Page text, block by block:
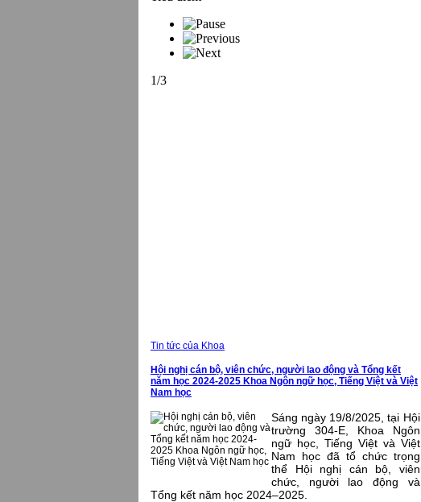
1/3
Tin tức của Khoa
Hội nghị cán bộ, viên chức, người lao động và Tổng kết
năm học 2024-2025 Khoa Ngôn ngữ học, Tiếng Việt và Việt
Nam học
Sáng ngày 19/8/2025, tại Hội
trường 304-E, Khoa Ngôn
ngữ học, Tiếng Việt và Việt
Nam học đã tổ chức trọng
thể Hội nghị cán bộ, viên
chức, người lao động và
Tổng kết năm học 2024–2025.